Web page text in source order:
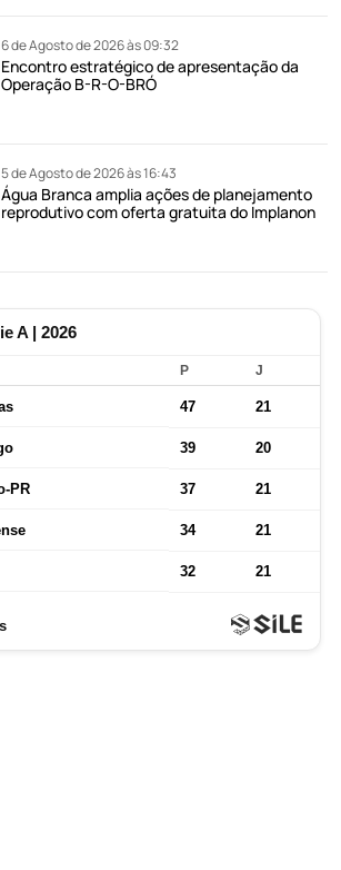
6 de Agosto de 2026 às 09:32
Encontro estratégico de apresentação da
Operação B-R-O-BRÓ
5 de Agosto de 2026 às 16:43
Água Branca amplia ações de planejamento
reprodutivo com oferta gratuita do Implanon